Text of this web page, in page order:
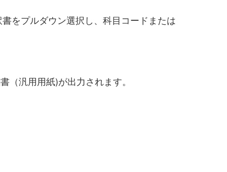
をプルダウン選択し、科目コードまたは
（汎用用紙)が出力されます。